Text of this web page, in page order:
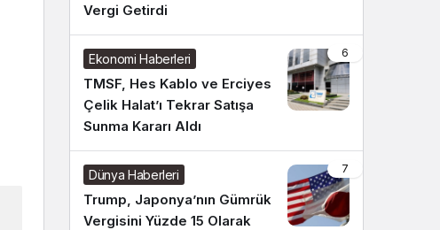
Vergi Getirdi
6
Ekonomi Haberleri
TMSF, Hes Kablo ve Erciyes
Çelik Halat’ı Tekrar Satışa
Sunma Kararı Aldı
7
Dünya Haberleri
Trump, Japonya’nın Gümrük
Vergisini Yüzde 15 Olarak